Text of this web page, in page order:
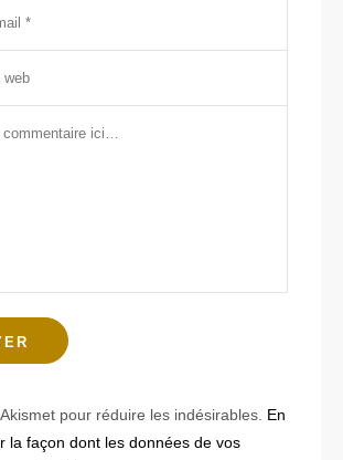
pour réduire les indésirables. En
la façon dont les données de vos